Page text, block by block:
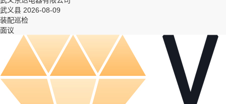
武义县 2026-08-09
装配巡检
面议